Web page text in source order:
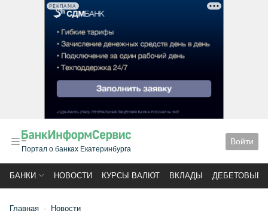
РЕКЛАМА
Портал о банках Екатеринбурга
Войти
БАНКИ НОВОСТИ КУРСЫ ВАЛЮТ ВКЛАДЫ ДЕБЕТОВЫЕ
Главная Новости